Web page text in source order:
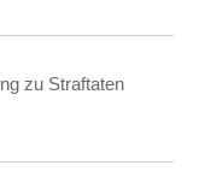
zu Straftaten